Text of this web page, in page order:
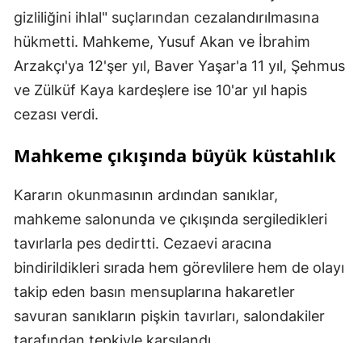
gizliliğini ihlal" suçlarından cezalandırılmasına
hükmetti. Mahkeme, Yusuf Akan ve İbrahim
Arzakçı'ya 12'şer yıl, Baver Yaşar'a 11 yıl, Şehmus
ve Zülküf Kaya kardeşlere ise 10'ar yıl hapis
cezası verdi.
Mahkeme çıkışında büyük küstahlık
Kararın okunmasının ardından sanıklar,
mahkeme salonunda ve çıkışında sergiledikleri
tavırlarla pes dedirtti. Cezaevi aracına
bindirildikleri sırada hem görevlilere hem de olayı
takip eden basın mensuplarına hakaretler
savuran sanıkların pişkin tavırları, salondakiler